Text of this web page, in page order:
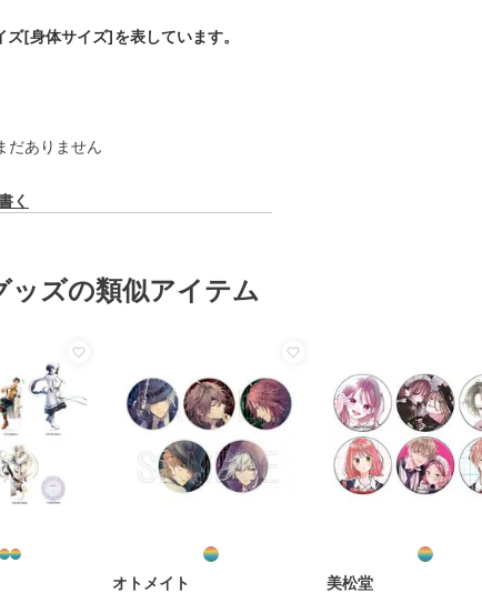
[身体サイズ]を表しています。
だありません
く
ッズの類似アイテム
オトメイト 美松堂